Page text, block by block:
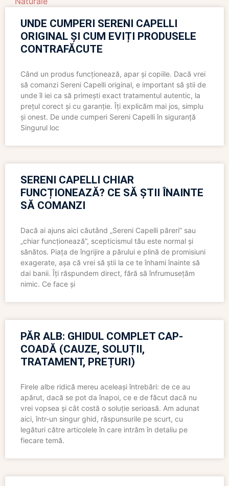
UNDE CUMPERI SERENI CAPELLI
ORIGINAL ȘI CUM EVIȚI PRODUSELE
CONTRAFĂCUTE
Când un produs funcționează, apar și copiile. Dacă vrei
să comanzi Sereni Capelli original, e important să știi de
unde îl iei ca să primești exact tratamentul autentic, la
prețul corect și cu garanție. Îți explicăm mai jos, simplu
și onest. De unde cumperi Sereni Capelli în siguranță
Singurul loc
SERENI CAPELLI CHIAR
FUNCȚIONEAZĂ? CE SĂ ȘTII ÎNAINTE
SĂ COMANZI
Dacă ai ajuns aici căutând „Sereni Capelli păreri” sau
„chiar funcționează”, scepticismul tău este normal și
sănătos. Piața de îngrijire a părului e plină de promisiuni
exagerate, așa că vrei să știi la ce te înhami înainte să
dai banii. Îți răspundem direct, fără să înfrumusețăm
nimic. Ce face și
PĂR ALB: GHIDUL COMPLET CAP-
COADĂ (CAUZE, SOLUȚII,
TRATAMENT, PREȚURI)
Firele albe ridică mereu aceleași întrebări: de ce au
apărut, dacă se pot da înapoi, ce e de făcut dacă nu
vrei vopsea și cât costă o soluție serioasă. Am adunat
aici, într-un singur ghid, răspunsurile pe scurt, cu
legături către articolele în care intrăm în detaliu pe
fiecare temă.